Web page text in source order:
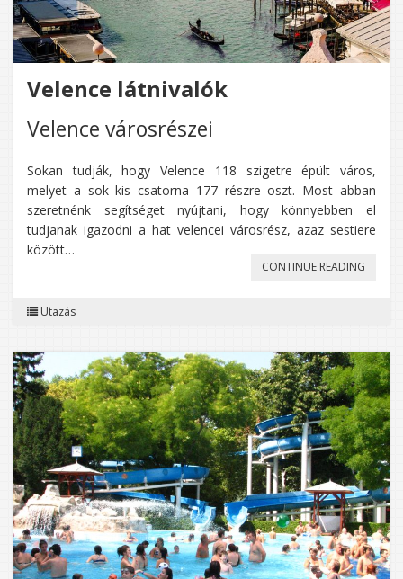
Velence látnivalók
Velence városrészei
Sokan tudják, hogy Velence 118 szigetre épült város,
melyet a sok kis csatorna 177 részre oszt. Most abban
szeretnénk segítséget nyújtani, hogy könnyebben el
tudjanak igazodni a hat velencei városrész, azaz sestiere
között…
CONTINUE READING
Utazás